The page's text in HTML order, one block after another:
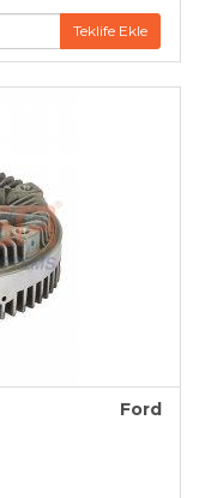
Teklife Ekle
Ford